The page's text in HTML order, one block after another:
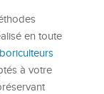
en toute
à votre